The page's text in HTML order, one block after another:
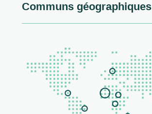
Communs géographiques